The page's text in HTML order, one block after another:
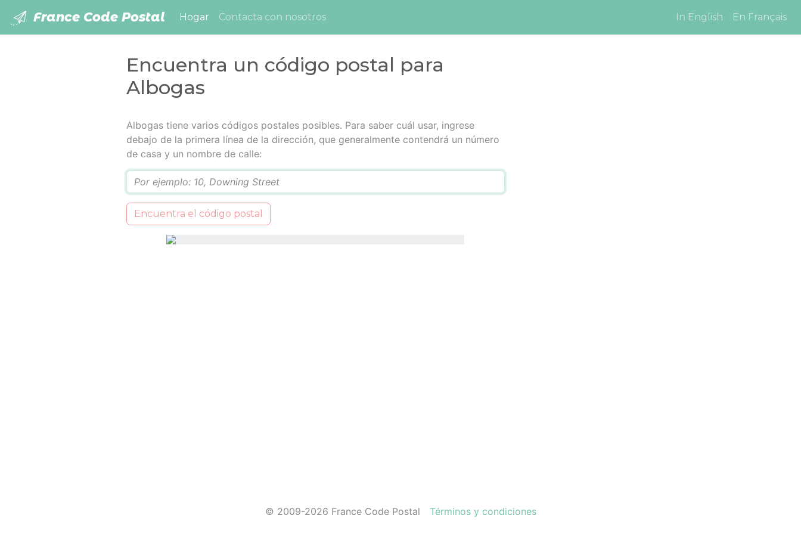
France Code Postal Hogar (current)
Contacta con nosotros In English En Français
Encuentra un código postal para
Albogas
Albogas tiene varios códigos postales posibles. Para saber cuál usar, ingrese
debajo de la primera línea de la dirección, que generalmente contendrá un número
de casa y un nombre de calle:
Encuentra el código postal
© 2009-2026 France Code Postal Términos y condiciones